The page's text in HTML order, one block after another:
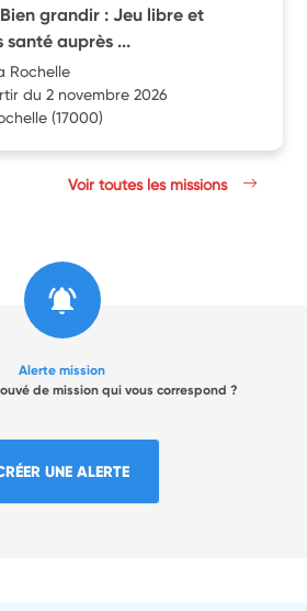
grandir : Jeu libre et
santé auprès ...
Rochelle
du 2 novembre 2026
(17000)
Voir toutes les missions
Alerte mission
de mission qui vous correspond ?
UNE ALERTE